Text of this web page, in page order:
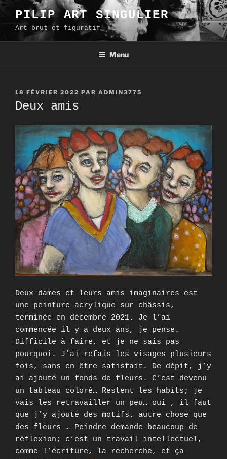
Aller
contenu
principal
PILIP ART SINGULIER
Art brut et figuratif
Menu
PUBLIÉ
LE
18 FÉVRIER 2022 PAR ADMIN3775
Deux amis
Deux dames et leurs amis imaginaires est
une peinture acrylique sur châssis,
terminée en décembre 2021. Je l’ai
commencée il y a deux ans, je pense.
Difficile à faire, et je ne sais pas
pourquoi. J’ai refais les visages plusieurs
fois, sans en être satisfait. De dépit, j’y
ai ajouté un fonds de fleurs. C’est devenu
un tableau coloré… Restent les habits; je
vais les retravailler un peu… oui , il faut
que j’y ajoute des motifs… autre chose que
des fleurs … Peindre demande beaucoup de
réflexion; c’est un travail intellectuel,
comme l’écriture, la recherche, et ça